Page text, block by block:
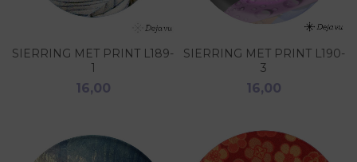
SIERRING MET PRINT L189-
1
16,00
SIERRING MET PRINT L190-
3
16,00